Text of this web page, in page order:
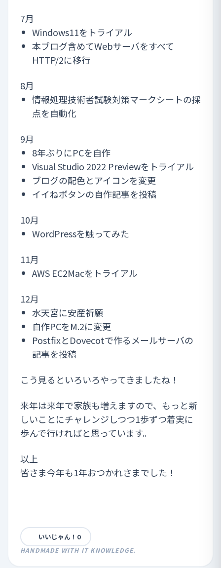
7月
Windows11をトライアル
本ブログ含めてWebサーバをすべて
HTTP/2に移行
8月
情報処理技術者試験対策マークシートの採
点を自動化
9月
8年ぶりにPCを自作
Visual Studio 2022 Previewをトライアル
ブログの配色とアイコンを変更
イイねボタンの自作記事を投稿
10月
WordPressを触ってみた
11月
AWS EC2Macをトライアル
12月
水天宮に安産祈願
自作PCをM.2に変更
PostfixとDovecotで作るメールサーバの
記事を投稿
こう見るといろいろやってきましたね！
来年は来年で家族も増えますので、もっと新
しいことにチャレンジしつつ1歩ずつ着実に
歩んで行ければと思っています。
以上
皆さま今年も1年おつかれさまでした！
いいじゃん！ 0
HANDMADE WITH IT KNOWLEDGE.